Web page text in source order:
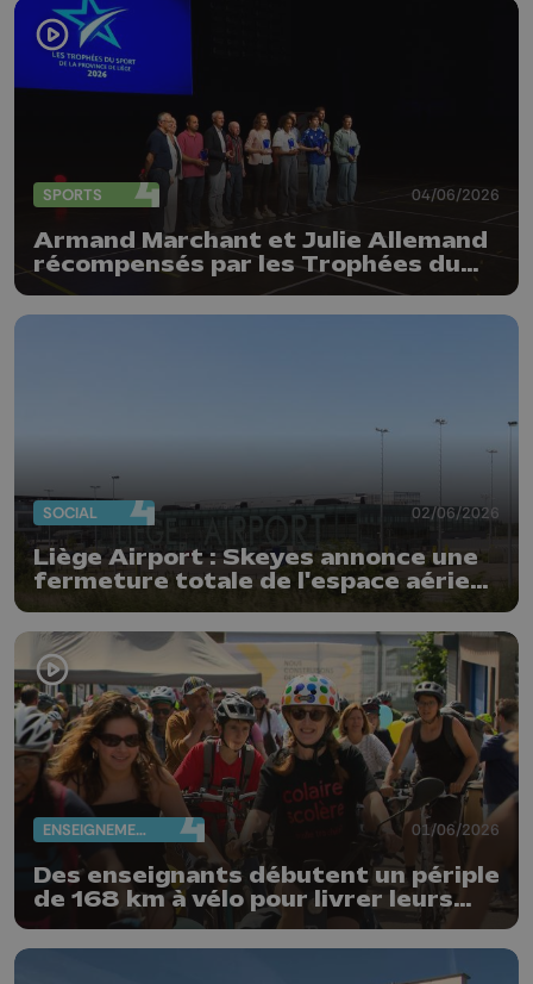
SPORTS 04/06/2026
Armand Marchant et Julie Allemand
récompensés par les Trophées du
sport de la Province de Liège
SOCIAL 02/06/2026
Liège Airport : Skeyes annonce une
fermeture totale de l'espace aérien
ENSEIGNEMENT 01/06/2026
Des enseignants débutent un périple
de 168 km à vélo pour livrer leurs
revendications